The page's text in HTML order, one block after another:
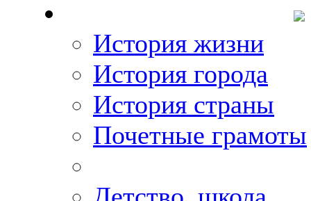
История жизни
История города
История страны
Почетные грамоты